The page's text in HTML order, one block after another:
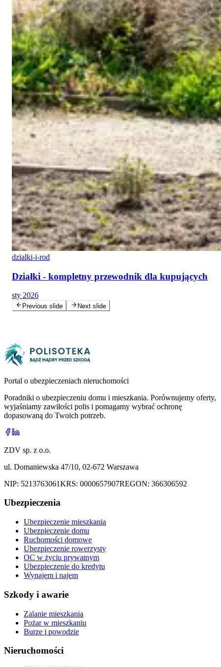
dzialki-i-rod
Działki - kompletny przewodnik dla kupujących
sty 2026
Previous slide Next slide
Portal o ubezpieczeniach nieruchomości
Poradniki o ubezpieczeniu domu i mieszkania. Porównujemy oferty,
wyjaśniamy zawiłości polis i pomagamy wybrać ochronę
dopasowaną do Twoich potrzeb.
ZDV sp. z o.o.
ul. Domaniewska 47/10, 02-672 Warszawa
NIP: 5213763061KRS: 0000657907REGON: 366306592
Ubezpieczenia
Ubezpieczenie mieszkania
Ubezpieczenie domu
Ruchomości domowe
Ubezpieczenie rowerzysty
OC w życiu prywatnym
Ubezpieczenie do kredytu
Wynajem i najem
Szkody i awarie
Zalanie mieszkania
Pożar w mieszkaniu
Burze i powodzie
Nieruchomości